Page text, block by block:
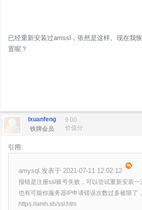
已经重新安装过amssl，依然是这样。现在我
置呢？
lxuanfeng
铁牌会员
9.00
价值分
引用:
amysql 发表于 2021-07-11 12:02:12
报错是注册ssl账号失败，可以尝试重新安装一
也有可能你服务器IP申请错误次数过多被限了
https://amh.sh/ssl.htm